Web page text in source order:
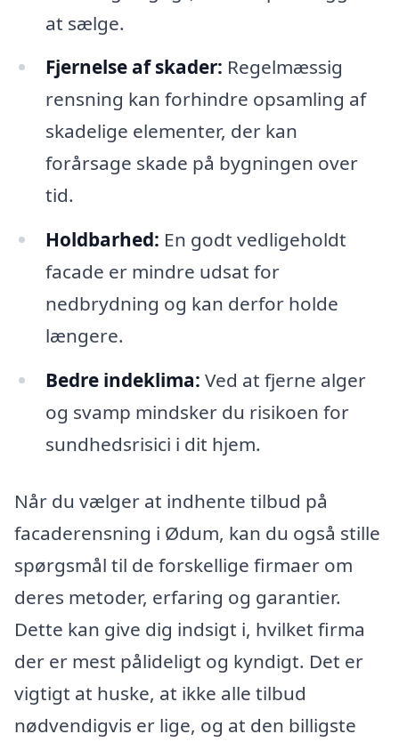
at sælge.
Fjernelse af skader: Regelmæssig
rensning kan forhindre opsamling af
skadelige elementer, der kan
forårsage skade på bygningen over
tid.
Holdbarhed: En godt vedligeholdt
facade er mindre udsat for
nedbrydning og kan derfor holde
længere.
Bedre indeklima: Ved at fjerne alger
og svamp mindsker du risikoen for
sundhedsrisici i dit hjem.
Når du vælger at indhente tilbud på
facaderensning i Ødum, kan du også stille
spørgsmål til de forskellige firmaer om
deres metoder, erfaring og garantier.
Dette kan give dig indsigt i, hvilket firma
der er mest pålideligt og kyndigt. Det er
vigtigt at huske, at ikke alle tilbud
nødvendigvis er lige, og at den billigste